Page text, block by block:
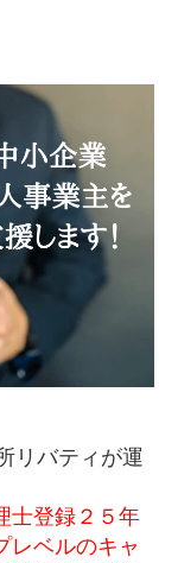
リバティが運
士登録２５年
レベルのキャ